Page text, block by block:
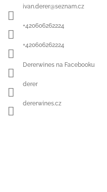
ivan.derer@seznam.cz
+420606262224
+420606262224
Dererwines na Facebooku
derer
dererwines.cz